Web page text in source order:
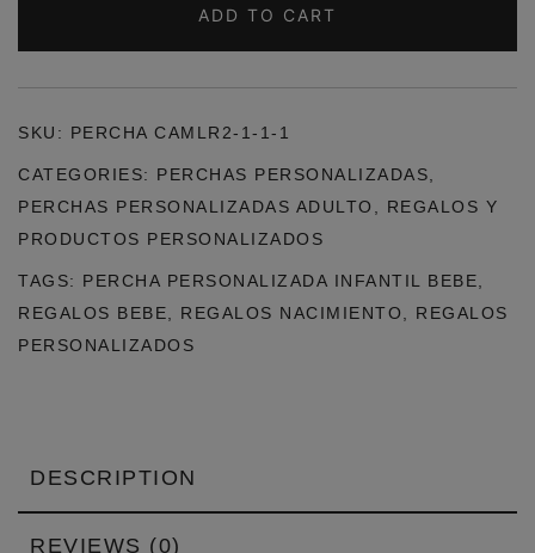
PERSONALIZADAS
TAMAÑO
ADULTO
MADERA
LAZO
AZUL
+
LAZO
ADD TO CART
SKU: PERCHA CAMLR2-1-1-1
CATEGORIES: PERCHAS PERSONALIZADAS
PERCHAS PERSONALIZADAS ADULTO
REGALOS Y
PRODUCTOS PERSONALIZADOS
TAGS: PERCHA PERSONALIZADA INFANTIL BEBE
REGALOS BEBE
REGALOS NACIMIENTO
REGALOS
PERSONALIZADOS
DESCRIPTION
REVIEWS (0)